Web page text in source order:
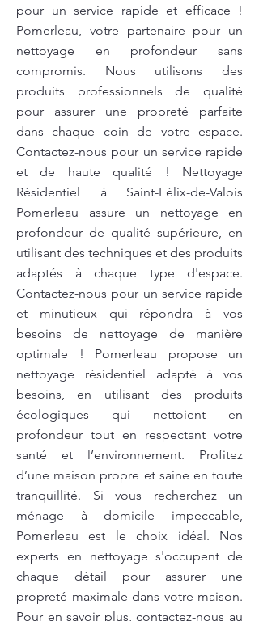
pour un service rapide et efficace !
Pomerleau, votre partenaire pour un
nettoyage en profondeur sans
compromis. Nous utilisons des
produits professionnels de qualité
pour assurer une propreté parfaite
dans chaque coin de votre espace.
Contactez-nous pour un service rapide
et de haute qualité ! Nettoyage
Résidentiel à Saint-Félix-de-Valois
Pomerleau assure un nettoyage en
profondeur de qualité supérieure, en
utilisant des techniques et des produits
adaptés à chaque type d'espace.
Contactez-nous pour un service rapide
et minutieux qui répondra à vos
besoins de nettoyage de manière
optimale ! Pomerleau propose un
nettoyage résidentiel adapté à vos
besoins, en utilisant des produits
écologiques qui nettoient en
profondeur tout en respectant votre
santé et l’environnement. Profitez
d’une maison propre et saine en toute
tranquillité. Si vous recherchez un
ménage à domicile impeccable,
Pomerleau est le choix idéal. Nos
experts en nettoyage s'occupent de
chaque détail pour assurer une
propreté maximale dans votre maison.
Pour en savoir plus, contactez-nous au